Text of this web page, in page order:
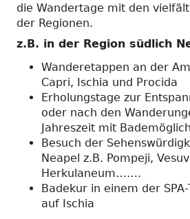
die Wandertage mit den
der Regionen.
z.B. in der Region südlich
Wanderetappen an der
Capri, Ischia und Procida
Erholungstage zur
oder nach den
Jahreszeit mit
Besuch der
Neapel z.B. Pompeji,
Herkulaneum…….
Badekur in einem der
auf Ischia